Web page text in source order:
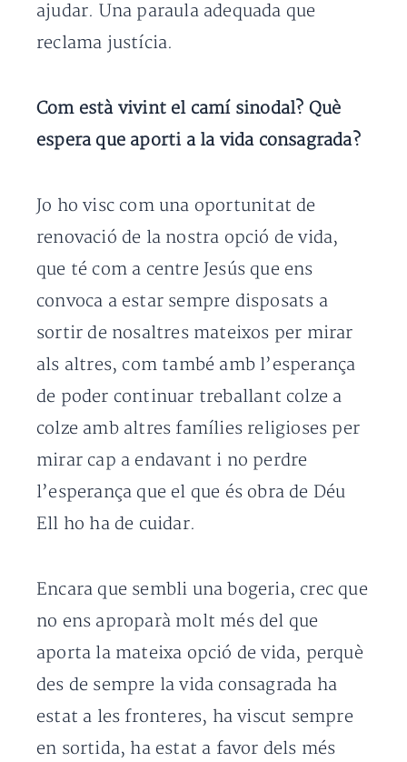
ajudar. Una paraula adequada que
reclama justícia.
Com està vivint el camí sinodal? Què
espera que aporti a la vida consagrada?
Jo ho visc com una oportunitat de
renovació de la nostra opció de vida,
que té com a centre Jesús que ens
convoca a estar sempre disposats a
sortir de nosaltres mateixos per mirar
als altres, com també amb l’esperança
de poder continuar treballant colze a
colze amb altres famílies religioses per
mirar cap a endavant i no perdre
l’esperança que el que és obra de Déu
Ell ho ha de cuidar.
Encara que sembli una bogeria, crec que
no ens aproparà molt més del que
aporta la mateixa opció de vida, perquè
des de sempre la vida consagrada ha
estat a les fronteres, ha viscut sempre
en sortida, ha estat a favor dels més